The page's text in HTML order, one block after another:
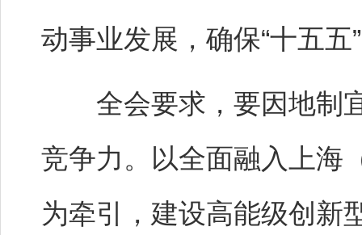
动事业发展，确保“十五五
全会要求，要因地制宜
竞争力。以全面融入上海
为牵引，建设高能级创新